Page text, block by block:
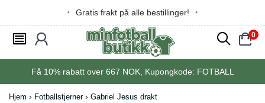
Gratis frakt på alle bestillinger!
󰂩 󰃳 󰂨 0
󰃠
Få 10%rabatt over 667 NOK, Kupongkode: FOTBALL
Hjem Fotballstjerner Gabriel Jesus drakt